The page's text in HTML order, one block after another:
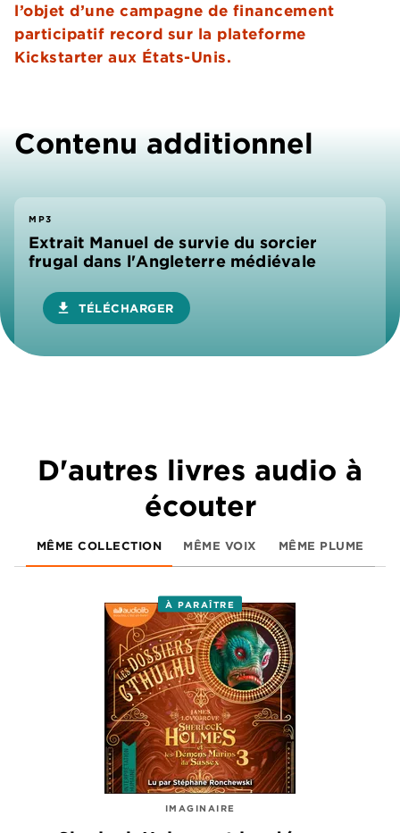
l’objet d’une campagne de financement
participatif record sur la plateforme
Kickstarter aux États-Unis.
Contenu additionnel
MP3
Extrait Manuel de survie du sorcier
frugal dans l'Angleterre médiévale
download TÉLÉCHARGER
D'autres livres audio à
écouter
MÊME COLLECTION MÊME VOIX MÊME PLUME
À PARAÎTRE
IMAGINAIRE